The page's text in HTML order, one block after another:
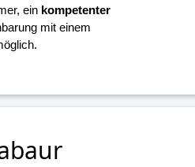
ein kompetenter
mit einem